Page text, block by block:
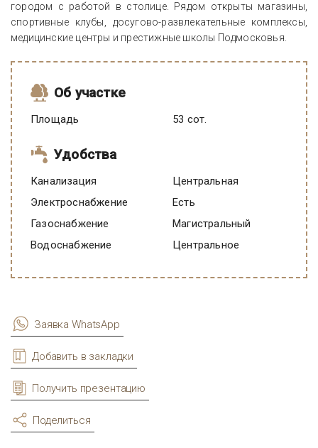
городом с работой в столице. Рядом открыты магазины,
спортивные клубы, досугово-развлекательные комплексы,
медицинские центры и престижные школы Подмосковья.
Об участке
Площадь 53 сот.
Удобства
Канализация
Центральная
Электроснабжение
есть
Газоснабжение
Магистральный
Водоснабжение
Центральное
Заявка WhatsApp
Добавить в закладки
Получить презентацию
Поделиться